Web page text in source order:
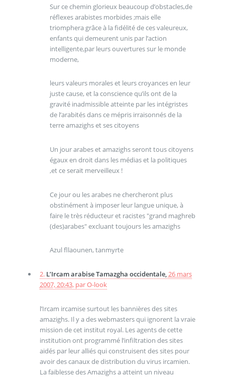
Sur ce chemin glorieux beaucoup d’obstacles,de
réflexes arabistes morbides ;mais elle
triomphera grâce à la fidélité de ces valeureux,
enfants qui demeurent unis par l’action
intelligente,par leurs ouvertures sur le monde
moderne,
leurs valeurs morales et leurs croyances en leur
juste cause, et la conscience qu’ils ont de la
gravité inadmissible atteinte par les intégristes
de l’arabités dans ce mépris irraisonnés de la
terre amazighs et ses citoyens
Un jour arabes et amazighs seront tous citoyens
égaux en droit dans les médias et la politiques
,et ce serait merveilleux !
Ce jour ou les arabes ne chercheront plus
obstinément à imposer leur langue unique, à
faire le très réducteur et racistes "grand maghreb
(des)arabes" excluant toujours les amazighs
Azul fllaounen, tanmyrte
2. L’Ircam arabise Tamazgha occidentale,26 mars
2007, 20:43, parO-look
l’Ircam ircamise surtout les bannières des sites
amazighs. Il y a des webmasters qui ignorent la vraie
mission de cet institut royal. Les agents de cette
institution ont programmé l’infiltration des sites
aidés par leur alliés qui construisent des sites pour
avoir des canaux de distribution du virus ircamien.
La faiblesse des Amazighs a atteint un niveau